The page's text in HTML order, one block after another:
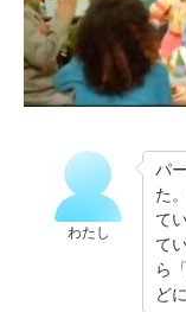
わたし
パ
た
て
て
ら
どに